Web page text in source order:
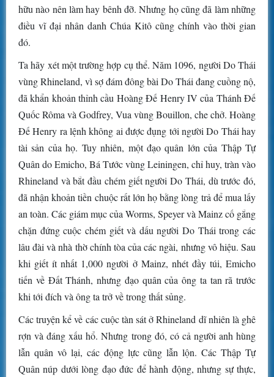
hữu nào nên làm hay bênh đỡ. Nhưng họ cũng đã làm những
điều vĩ đại nhân danh Chúa Kitô cũng chính vào thời gian
đó.
Ta hãy xét một trường hợp cụ thể. Năm 1096, người Do Thái
vùng Rhineland, vì sợ đám đông bài Do Thái đang cuồng nộ,
đã khẩn khoản thỉnh cầu Hoàng Đế Henry IV của Thánh Đế
Quốc Rôma và Godfrey, Vua vùng Bouillon, che chở. Hoàng
Đế Henry ra lệnh không ai được đụng tới người Do Thái hay
tài sản của họ. Tuy nhiên, một đạo quân lớn của Thập Tự
Quân do Emicho, Bá Tước vùng Leiningen, chỉ huy, tràn vào
Rhineland và bắt đầu chém giết người Do Thái, dù trước đó,
đã nhận khoản tiền chuộc rất lớn họ bằng lòng trả để mua lấy
an toàn. Các giám mục của Worms, Speyer và Mainz cố gắng
chặn đứng cuộc chém giết và dấu người Do Thái trong các
lâu đài và nhà thờ chính tòa của các ngài, nhưng vô hiệu. Sau
khi giết ít nhất 1,000 người ở Mainz, nhét đầy túi, Emicho
tiến về Đất Thánh, nhưng đạo quân của ông ta tan rã trước
khi tới đích và ông ta trở về trong thất sủng.
Các truyện kể về các cuộc tàn sát ở Rhineland dĩ nhiên là ghê
rợn và đáng xấu hổ. Nhưng trong đó, có cả người anh hùng
lẫn quân vô lại, các động lực cũng lẫn lộn. Các Thập Tự
Quân núp dưới lòng đạo đức để hành động, nhưng sự thực,